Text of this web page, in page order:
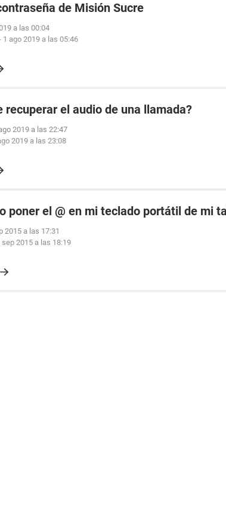
de Misión Sucre
a las 00:04
1 ago 2019 a las 05:46
recuperar el audio de una llamada?
2019 a las 22:47
2019 a las 23:08
poner el @ en mi teclado portátil de mi
2015 a las 17:31
sep 2015 a las 18:19